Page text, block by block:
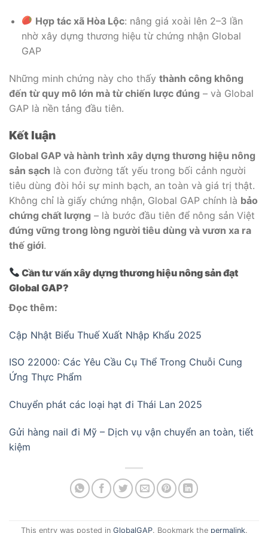
Hợp tác xã Hòa Lộc: nâng giá xoài lên 2–3 lần
nhờ xây dựng thương hiệu từ chứng nhận Global
GAP
Những minh chứng này cho thấy thành công không
đến từ quy mô lớn mà từ chiến lược đúng – và Global
GAP là nền tảng đầu tiên.
Kết luận
Global GAP và hành trình xây dựng thương hiệu nông
sản sạch là con đường tất yếu trong bối cảnh người
tiêu dùng đòi hỏi sự minh bạch, an toàn và giá trị thật.
Không chỉ là giấy chứng nhận, Global GAP chính là bảo
chứng chất lượng – là bước đầu tiên để nông sản Việt
đứng vững trong lòng người tiêu dùng và vươn xa ra
thế giới.
Cần tư vấn xây dựng thương hiệu nông sản đạt
Global GAP?
Đọc thêm:
Cập Nhật Biểu Thuế Xuất Nhập Khẩu 2025
ISO 22000: Các Yêu Cầu Cụ Thể Trong Chuỗi Cung
Ứng Thực Phẩm
Chuyển phát các loại hạt đi Thái Lan 2025
Gửi hàng nail đi Mỹ – Dịch vụ vận chuyển an toàn, tiết
kiệm
This entry was posted in GlobalGAP. Bookmark the permalink.